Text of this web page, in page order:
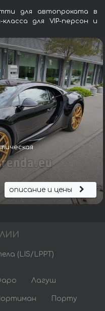
для автопроката в
для VIP-персон и
описание и цены
(LIS/LPPT)
Лагуш
Порту